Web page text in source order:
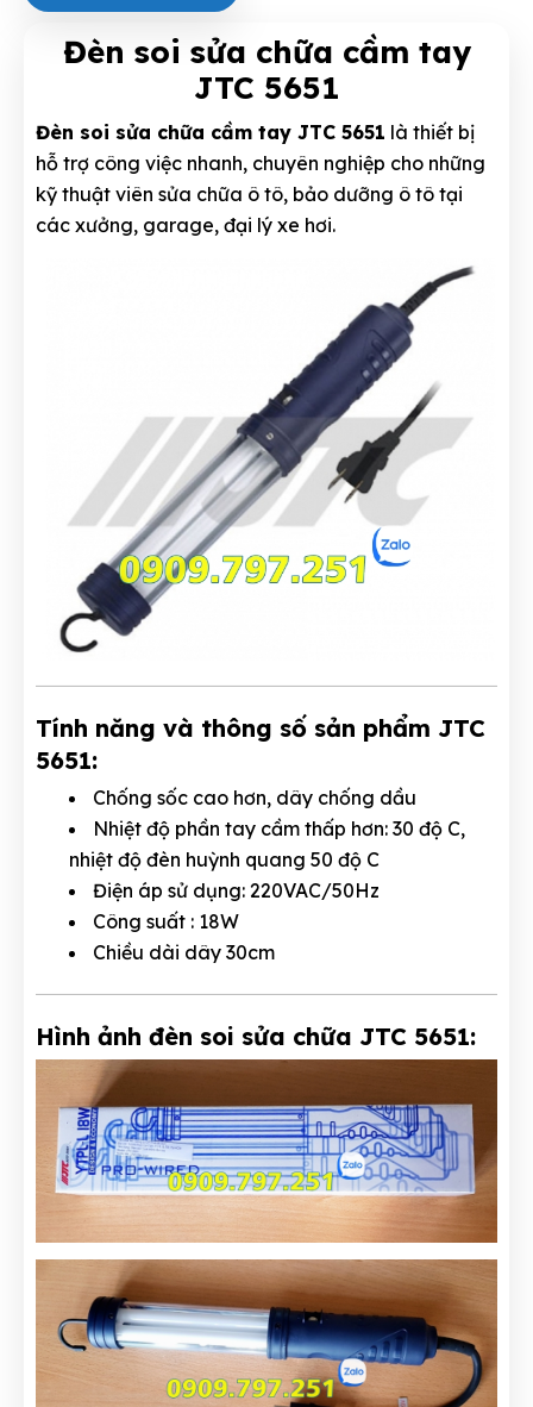
Đèn soi sửa chữa cầm tay
JTC 5651
Đèn soi sửa chữa cầm tay JTC 5651 là thiết bị
hỗ trợ công việc nhanh, chuyên nghiệp cho những
kỹ thuật viên sửa chữa ô tô, bảo dưỡng ô tô tại
các xưởng, garage, đại lý xe hơi.
Tính năng và thông số sản phẩm JTC
5651:
Chống sốc cao hơn, dây chống dầu
Nhiệt độ phần tay cầm thấp hơn: 30 độ C,
nhiệt độ đèn huỳnh quang 50 độ C
Điện áp sử dụng: 220VAC/50Hz
Công suất : 18W
Chiều dài dây 30cm
Hình ảnh đèn soi sửa chữa JTC 5651: